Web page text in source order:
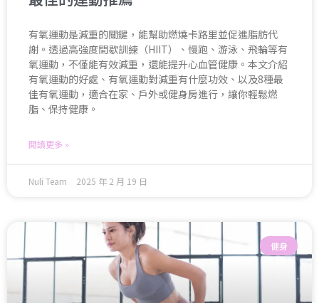
有氧運動是減重的關鍵，能幫助燃燒卡路里並促進脂肪代
謝。透過高強度間歇訓練（HIIT）、慢跑、游泳、飛輪等有
氧運動，不僅能有效減重，還能提升心血管健康。本文介紹
有氧運動的好處、有氧運動對減重有什麼功效、以及8種最
佳有氧運動，適合在家、戶外或健身房進行，讓你輕鬆燃
脂、保持健康。
閱讀更多 »
Nuli Team 2025 年 2 月 19 日
健身